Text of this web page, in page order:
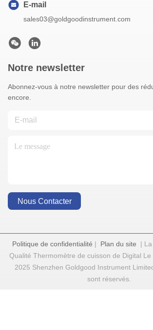
E-mail
sales03@goldgoodinstrument.com
Notre newsletter
Abonnez-vous à notre newsletter pour des
encore.
Nous Contacter
Politique de confidentialité | Plan du site | La
Qualité Thermomètre de cuisson de Digital
2025 Shenzhen Goldgood Instrument
sont réservés.